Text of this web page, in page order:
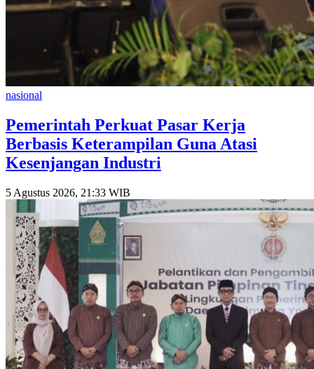
nasional
Pemerintah Perkuat Pasar Kerja
Berbasis Keterampilan Guna Atasi
Kesenjangan Industri
5 Agustus 2026, 21:33 WIB